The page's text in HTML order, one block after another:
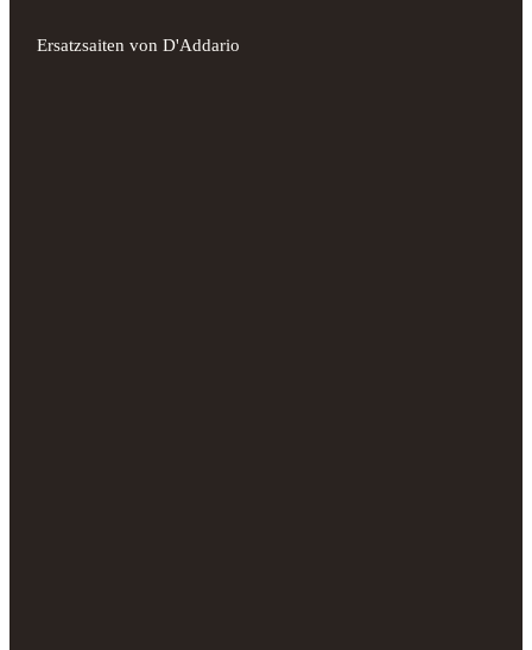
Ersatzsaiten von D'Addario